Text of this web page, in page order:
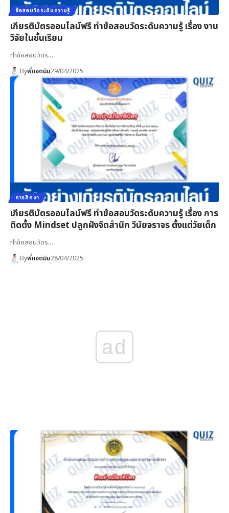
ข้อสอบวัดระดับความรู้
เกียรติบัตรออนไลน์ฟรี ทำข้อสอบวัดระดับความรู้ เรื่อง งาน
วิจัยในชั้นเรียน
ทำข้อสอบวัดร…
Byพี่แอดมิน29/04/2025
การศึกษา
เกียรติบัตรออนไลน์ฟรี ทำข้อสอบวัดระดับความรู้ เรื่อง การ
ติดตั้ง Mindset ปลูกฝังจิตสำนึก วินัยจราจร ตั้งแต่วัยเด็ก
ทำข้อสอบวัดร…
Byพี่แอดมิน28/04/2025
ad